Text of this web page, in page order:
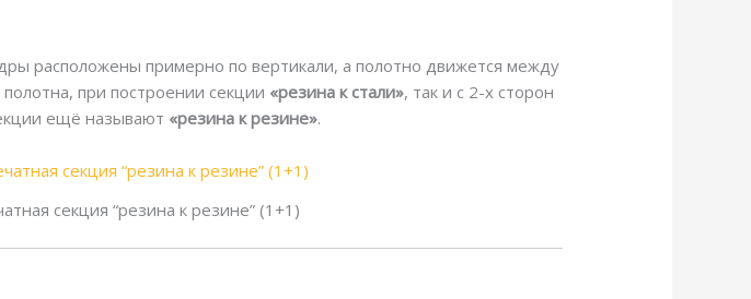
расположены примерно по вертикали, а полотно движется между
при построении секции «резина к стали», так и с 2-х сторон
ещё называют «резина к резине».
секция “резина к резине” (1+1)